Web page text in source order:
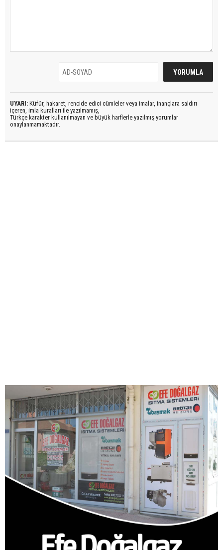
UYARI: Küfür, hakaret, rencide edici cümleler veya imalar, inançlara saldırı
içeren, imla kuralları ile yazılmamış,
Türkçe karakter kullanılmayan ve büyük harflerle yazılmış yorumlar
onaylanmamaktadır.